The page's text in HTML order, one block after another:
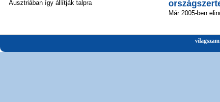
Ausztriában így állítják talpra
Már 2005-ben